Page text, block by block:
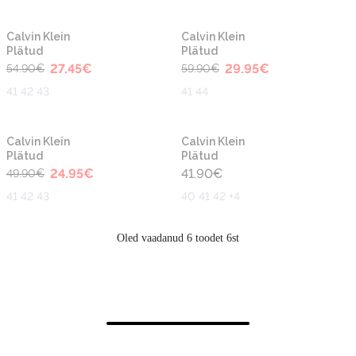
-50%
Calvin Klein
Plätud
54.90€ 27.45€
41 42 43
-50%
Calvin Klein
Plätud
59.90€ 29.95€
41 44
-50%
Calvin Klein
Plätud
49.90€ 24.95€
41 42 43
Calvin Klein
Plätud
41.90€
40 41 42 +4
Oled vaadanud 6 toodet 6st